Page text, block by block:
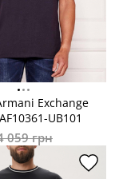
Exchange
UB101
059 грн